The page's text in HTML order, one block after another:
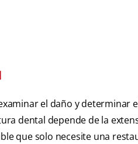
el daño y determinar
dental depende de la
que solo necesite una